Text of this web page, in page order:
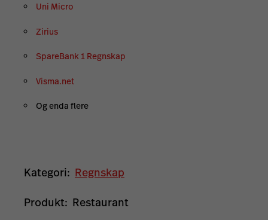
Uni Micro
Zirius
SpareBank 1 Regnskap
Visma.net
Og enda flere
Kategori: Regnskap
Produkt: Restaurant